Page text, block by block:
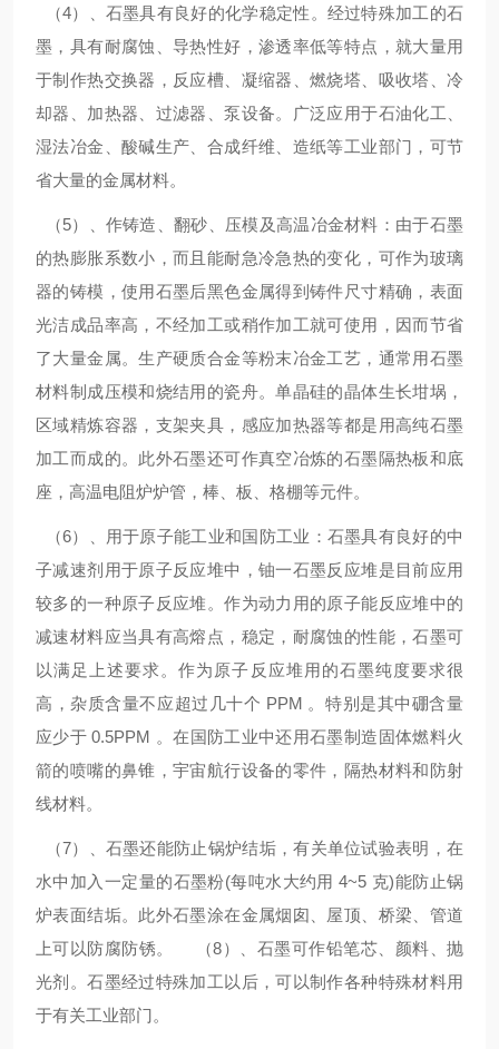
（4）、石墨具有良好的化学稳定性。经过特殊加工的石
墨，具有耐腐蚀、导热性好，渗透率低等特点，就大量用
于制作热交换器，反应槽、凝缩器、燃烧塔、吸收塔、冷
却器、加热器、过滤器、泵设备。广泛应用于石油化工、
湿法冶金、酸碱生产、合成纤维、造纸等工业部门，可节
省大量的金属材料。
（5）、作铸造、翻砂、压模及高温冶金材料：由于石墨
的热膨胀系数小，而且能耐急冷急热的变化，可作为玻璃
器的铸模，使用石墨后黑色金属得到铸件尺寸精确，表面
光洁成品率高，不经加工或稍作加工就可使用，因而节省
了大量金属。生产硬质合金等粉末冶金工艺，通常用石墨
材料制成压模和烧结用的瓷舟。单晶硅的晶体生长坩埚，
区域精炼容器，支架夹具，感应加热器等都是用高纯石墨
加工而成的。此外石墨还可作真空冶炼的石墨隔热板和底
座，高温电阻炉炉管，棒、板、格棚等元件。
（6）、用于原子能工业和国防工业：石墨具有良好的中
子减速剂用于原子反应堆中，铀一石墨反应堆是目前应用
较多的一种原子反应堆。作为动力用的原子能反应堆中的
减速材料应当具有高熔点，稳定，耐腐蚀的性能，石墨可
以满足上述要求。作为原子反应堆用的石墨纯度要求很
高，杂质含量不应超过几十个 PPM 。特别是其中硼含量
应少于 0.5PPM 。在国防工业中还用石墨制造固体燃料火
箭的喷嘴的鼻锥，宇宙航行设备的零件，隔热材料和防射
线材料。
（7）、石墨还能防止锅炉结垢，有关单位试验表明，在
水中加入一定量的石墨粉(每吨水大约用 4~5 克)能防止锅
炉表面结垢。此外石墨涂在金属烟囱、屋顶、桥梁、管道
上可以防腐防锈。 （8）、石墨可作铅笔芯、颜料、抛
光剂。石墨经过特殊加工以后，可以制作各种特殊材料用
于有关工业部门。